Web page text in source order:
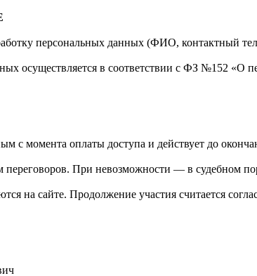
персональных данных (ФИО, контактный
осуществляется в соответствии с ФЗ №152 «О
с момента оплаты доступа и действует до
переговоров. При невозможности — в судебном
на сайте. Продолжение участия считается